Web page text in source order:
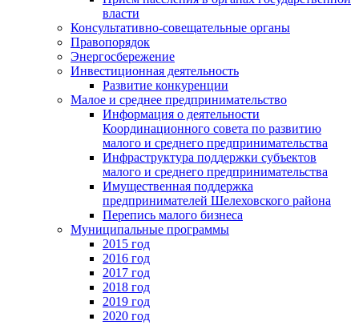
власти
Консультативно-совещательные органы
Правопорядок
Энергосбережение
Инвестиционная деятельность
Развитие конкуренции
Малое и среднее предпринимательство
Информация о деятельности
Координационного совета по развитию
малого и среднего предпринимательства
Инфраструктура поддержки субъектов
малого и среднего предпринимательства
Имущественная поддержка
предпринимателей Шелеховского района
Перепись малого бизнеса
Муниципальные программы
2015 год
2016 год
2017 год
2018 год
2019 год
2020 год